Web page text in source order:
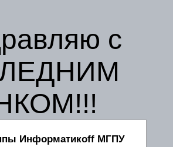
с
Информатикоff МГПУ